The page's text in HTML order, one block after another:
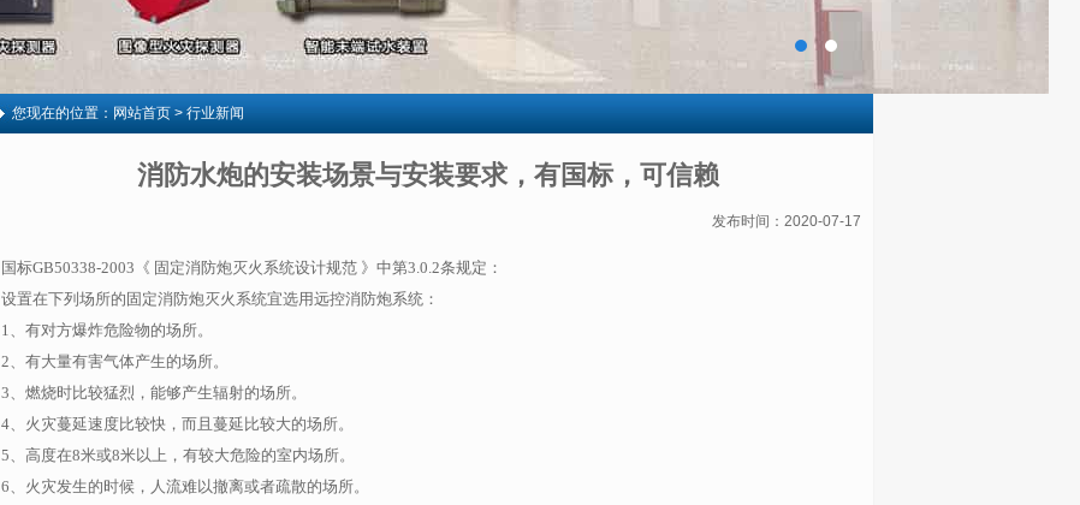
您现在的位置： 网站首页> 行业新闻
消防水炮的安装场景与安装要求，有国标，可信赖
发布时间：2020-07-17
国标GB50338-2003 《 固定消防炮灭火系统设计规范 》中第3.0.2条规定：
设置在下列场所的固定消防炮灭火系统宜选用远控消防炮系统：
1、 有对方爆炸危险物的场所。
2、 有大量有害气体产生的场所。
3、 燃烧时比较猛烈，能够产生辐射的场所。
4、 火灾蔓延速度比较快，而且蔓延比较大的场所。
5、 高度在8米或8米以上，有较大危险的室内场所。
6、 火灾发生的时候，人流难以撤离或者疏散的场所。